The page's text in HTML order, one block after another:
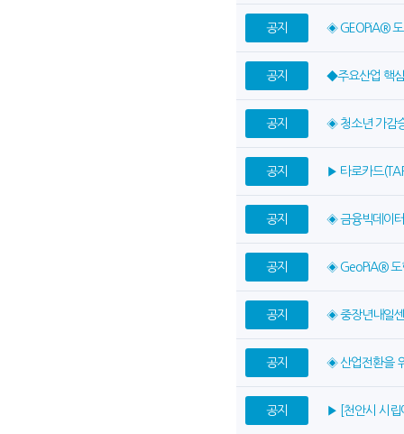
공지 ◈ GEOPiA® 도
공지 ◆주요산업 핵
공지 ◈ 청소년 가감
공지 ▶ 타로카드
공지 ◈ 금융빅데이
공지 ◈ GeoPiA® 도
공지 ◈ 중장년내일
공지 ◈ 산업전환을
공지 ▶ [천안시 시립